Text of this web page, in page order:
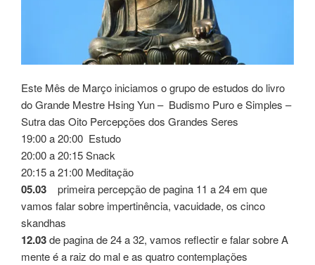
Este Mês de Março iniciamos o grupo de estudos do livro
do Grande Mestre Hsing Yun – Budismo Puro e Simples –
Sutra das Oito Percepções dos Grandes Seres
19:00 a 20:00 Estudo
20:00 a 20:15 Snack
20:15 a 21:00 Meditação
05.03 primeira percepção de pagina 11 a 24 em que
vamos falar sobre impertinência, vacuidade, os cinco
skandhas
12.03de pagina de 24 a 32, vamos reflectir e falar sobre A
mente é a raiz do mal e as quatro contemplações